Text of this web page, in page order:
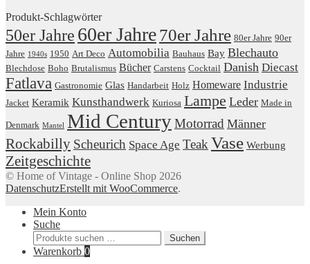
Produkt-Schlagwörter
50er Jahre 60er Jahre70er Jahre 80er Jahre 90er
Jahre 1940s 1950 Art Deco Automobilia Bauhaus Bay Blechauto
Blechdose Boho Brutalismus Bücher Carstens Cocktail Danish Diecast
Fatlava Gastronomie Glas Handarbeit Holz Homeware Industrie
Jacket Keramik Kunsthandwerk Kuriosa Lampe Leder Made in
Denmark Mantel Mid CenturyMotorrad Männer
Rockabilly Scheurich Space Age Teak Vase Werbung
Zeitgeschichte
© Home of Vintage - Online Shop 2026
DatenschutzErstellt mit WooCommerce.
Mein Konto
Suche
Suchen
nach:
Suchen
Warenkorb 0